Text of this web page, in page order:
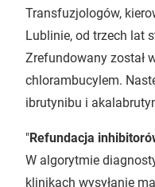
Transfuzjologów,
Lublinie, od trzech lat
Zrefundowany został
chlorambucylem.
ibrutynibu i
"Refundacja
W algorytmie
klinikach wysyłanie